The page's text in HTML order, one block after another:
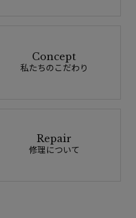
Concept
私たちのこだわり
Repair
修理について